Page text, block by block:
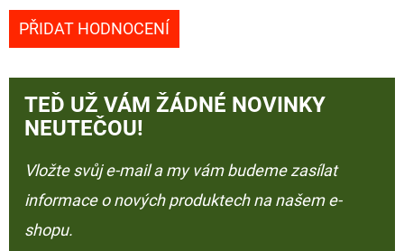
PŘIDAT HODNOCENÍ
TEĎ UŽ VÁM ŽÁDNÉ NOVINKY
NEUTEČOU!
Vložte svůj e-mail a my vám budeme zasílat
informace o nových produktech na našem e-
shopu.